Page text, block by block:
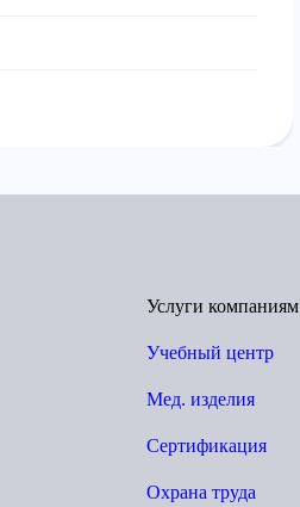
Услуги компаниям
Учебный центр
Мед. изделия
Сертификация
Охрана труда